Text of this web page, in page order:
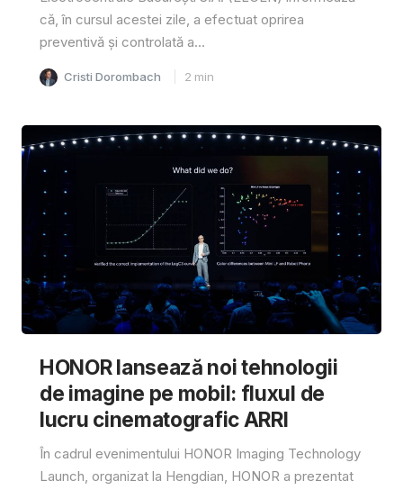
că, în cursul acestei zile, a efectuat oprirea
preventivă și controlată a...
Cristi Dorombach 2 min
HONOR lansează noi tehnologii
de imagine pe mobil: fluxul de
lucru cinematografic ARRI
În cadrul evenimentului HONOR Imaging Technology
Launch, organizat la Hengdian, HONOR a prezentat